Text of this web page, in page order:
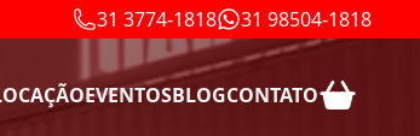
31 3774-1818 31 98504-1818
EVENTOSBLOGCONTATO